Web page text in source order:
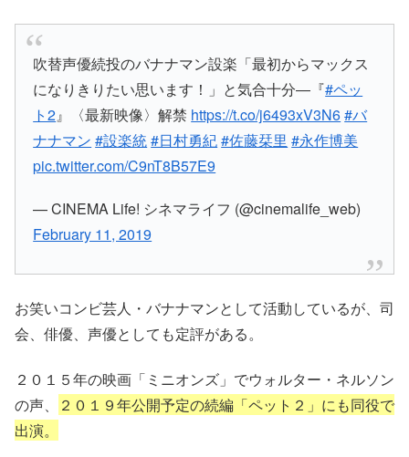
吹替声優続投のバナナマン設楽「最初からマックス
になりきりたい思います！」と気合十分―『#ペッ
ト2』〈最新映像〉解禁 https://t.co/j6493xV3N6#バ
ナナマン #設楽統#日村勇紀#佐藤栞里 #永作博美
pic.twitter.com/C9nT8B57E9
— CINEMA Life! シネマライフ (@cinemalife_web)
February 11, 2019
お笑いコンビ芸人・バナナマンとして活動しているが、司
会、俳優、声優としても定評がある。
２０１５年の映画「ミニオンズ」でウォルター・ネルソン
の声、
２０１９年公開予定の続編「ペット２」にも同役で
出演。